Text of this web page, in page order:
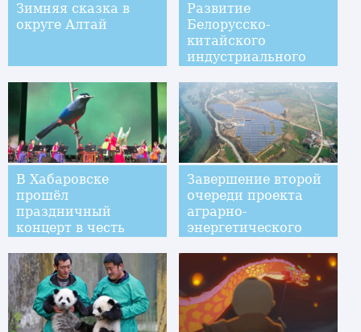
Зимняя сказка в
округе Алтай
Развитие
Белорусско-
китайского
индустриального
камень"
В Хабаровске
прошёл
праздничный
концерт в честь
Завершение второй
очереди проекта
аграрно-
энергетического
Шэньси